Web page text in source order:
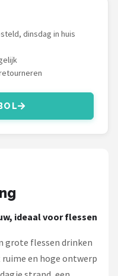
dinsdag in huis
ideaal voor flessen
grote flessen drinken
en hoge ontwerp